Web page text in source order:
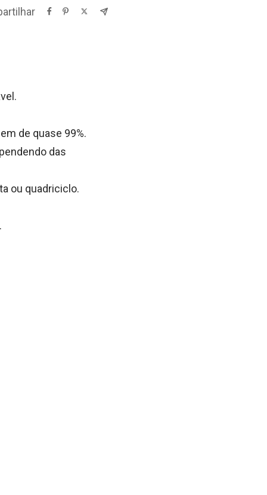
de quase 99%.
das
ou quadriciclo.